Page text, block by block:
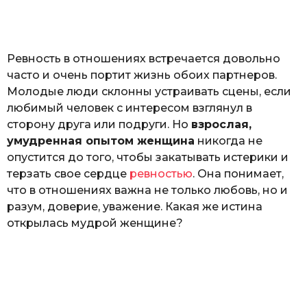
р
к
а
л
ю
к
Ревность в отношениях встречается довольно
часто и очень портит жизнь обоих партнеров.
Молодые люди склонны устраивать сцены, если
любимый человек с интересом взглянул в
сторону друга или подруги. Но взрослая,
умудренная опытом женщина никогда не
опустится до того, чтобы закатывать истерики и
терзать свое сердце ревностью. Она понимает,
что в отношениях важна не только любовь, но и
разум, доверие, уважение. Какая же истина
открылась мудрой женщине?